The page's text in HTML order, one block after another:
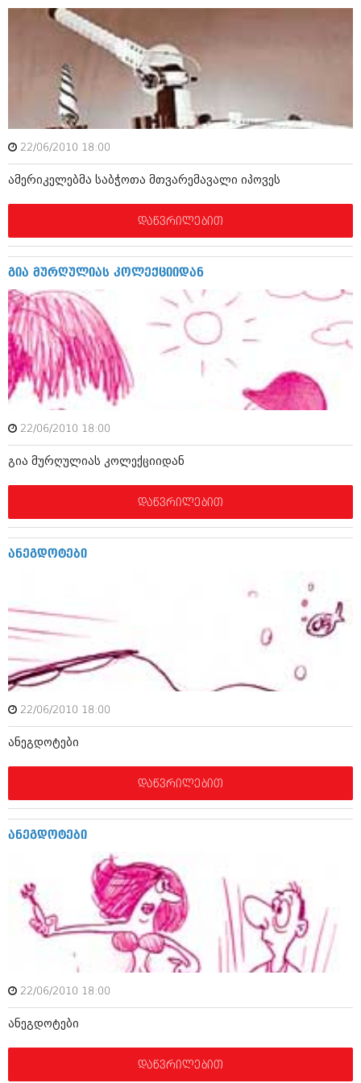
ნოემბერი 2017 (212)
ოქტომბერი 2017 (231)
სექტემბერი 2017 (261)
აგვისტო 2017 (212)
ივლისი 2017 (233)
ივნისი 2017 (265)
მაისი 2017 (216)
აპრილი 2017 (220)
მარტი 2017 (212)
თებერვალი 2017 (205)
იანვარი 2017 (246)
ოქტომბერი 2016 (257)
აგვისტო 2016 (258)
ივლისი 2016 (211)
ივნისი 2016 (221)
მაისი 2016 (261)
აპრილი 2016 (215)
მარტი 2016 (200)
თებერვალი 2016 (250)
იანვარი 2016 (206)
დეკემბერი 2015 (207)
ნოემბერი 2015 (264)
სექტემბერი 2015 (215)
ივლისი 2015 (173)
ივნისი 2015 (261)
მაისი 2015 (194)
თებერვალი 2015 (286)
ოქტომბერი 2014 (292)
ივლისი 2014 (313)
ივნისი 2014 (366)
აპრილი 2014 (290)
მარტი 2014 (413)
თებერვალი 2014 (318)
ნოემბერი 2013 (279)
ოქტომბერი 2013 (256)
სექტემბერი 2013 (368)
აგვისტო 2013 (89)
ივლისი 2013 (182)
ივნისი 2013 (212)
მაისი 2013 (259)
აპრილი 2013 (304)
მარტი 2013 (352)
თებერვალი 2013 (204)
იანვარი 2013 (334)
დეკემბერი 2012 (98)
სექტემბერი 2012 (264)
აგვისტო 2012 (268)
ივლისი 2012 (322)
ივნისი 2012 (282)
მაისი 2012 (240)
22/06/2010 18:00
ამერიკელებმა საბჭოთა მთვარემავალი იპოვეს
დაწვრილებით
გია მურღულიას კოლექციიდან
22/06/2010 18:00
გია მურღულიას კოლექციიდან
დაწვრილებით
ანეგდოტები
22/06/2010 18:00
ანეგდოტები
დაწვრილებით
ანეგდოტები
22/06/2010 18:00
ანეგდოტები
დაწვრილებით